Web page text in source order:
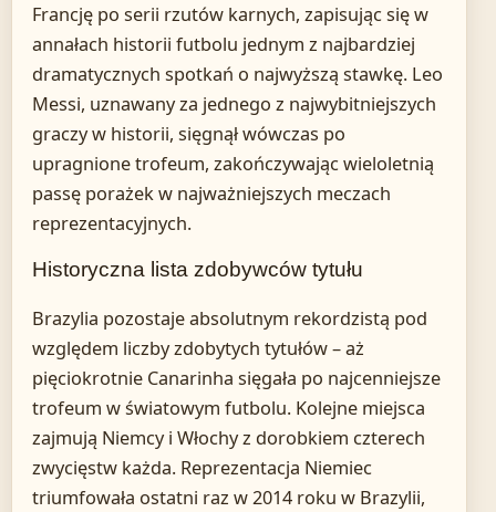
Francję po serii rzutów karnych, zapisując się w
annałach historii futbolu jednym z najbardziej
dramatycznych spotkań o najwyższą stawkę. Leo
Messi, uznawany za jednego z najwybitniejszych
graczy w historii, sięgnął wówczas po
upragnione trofeum, zakończywając wieloletnią
passę porażek w najważniejszych meczach
reprezentacyjnych.
Historyczna lista zdobywców tytułu
Brazylia pozostaje absolutnym rekordzistą pod
względem liczby zdobytych tytułów – aż
pięciokrotnie Canarinha sięgała po najcenniejsze
trofeum w światowym futbolu. Kolejne miejsca
zajmują Niemcy i Włochy z dorobkiem czterech
zwycięstw każda. Reprezentacja Niemiec
triumfowała ostatni raz w 2014 roku w Brazylii,